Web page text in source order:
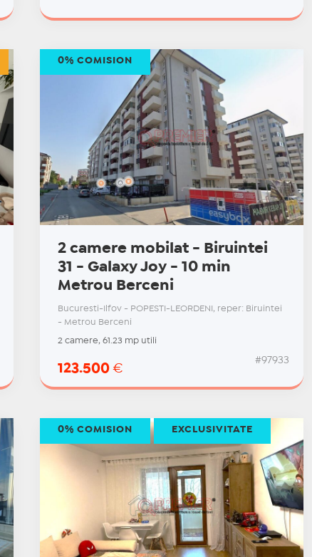
2 camere mobilat - Biruintei
31 - Galaxy Joy - 10 min
Metrou Berceni
Bucuresti-Ilfov - POPESTI-LEORDENI, reper: Biruintei
- Metrou Berceni
2 camere, 61.23 mp utili
123.500€
#97933
0% COMISION
0% COMISION EXCLUSIVITATE